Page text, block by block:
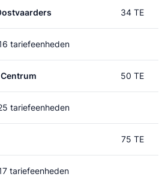
34 TE
tariefeenheden
50 TE
tariefeenheden
75 TE
tariefeenheden